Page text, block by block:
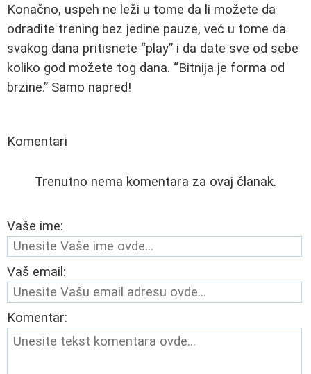
Konačno, uspeh ne leži u tome da li možete da
odradite trening bez jedine pauze, već u tome da
svakog dana pritisnete “play” i da date sve od sebe
koliko god možete tog dana. “Bitnija je forma od
brzine.” Samo napred!
Komentari
Trenutno nema komentara za ovaj članak.
Vaše ime:
Vaš email:
Komentar: